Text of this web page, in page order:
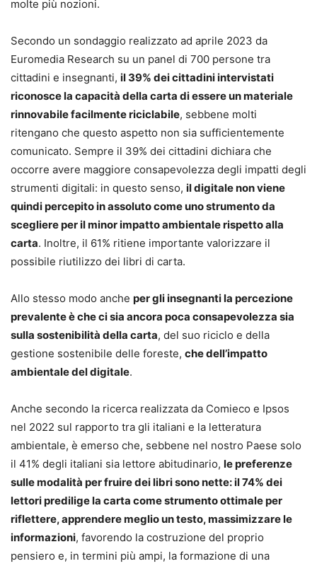
molte più nozioni.
Secondo un sondaggio realizzato ad aprile 2023 da
Euromedia Research su un panel di 700 persone tra
cittadini e insegnanti, il 39% dei cittadini intervistati
riconosce la capacità della carta di essere un materiale
rinnovabile facilmente riciclabile, sebbene molti
ritengano che questo aspetto non sia sufficientemente
comunicato. Sempre il 39% dei cittadini dichiara che
occorre avere maggiore consapevolezza degli impatti degli
strumenti digitali: in questo senso, il digitale non viene
quindi percepito in assoluto come uno strumento da
scegliere per il minor impatto ambientale rispetto alla
carta. Inoltre, il 61% ritiene importante valorizzare il
possibile riutilizzo dei libri di carta.
Allo stesso modo anche per gli insegnanti la percezione
prevalente è che ci sia ancora poca consapevolezza sia
sulla sostenibilità della carta, del suo riciclo e della
gestione sostenibile delle foreste, che dell’impatto
ambientale del digitale.
Anche secondo la ricerca realizzata da Comieco e Ipsos
nel 2022 sul rapporto tra gli italiani e la letteratura
ambientale, è emerso che, sebbene nel nostro Paese solo
il 41% degli italiani sia lettore abitudinario, le preferenze
sulle modalità per fruire dei libri sono nette: il 74% dei
lettori predilige la carta come strumento ottimale per
riflettere, apprendere meglio un testo, massimizzare le
informazioni, favorendo la costruzione del proprio
pensiero e, in termini più ampi, la formazione di una